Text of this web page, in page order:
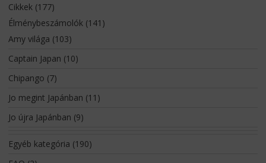
Cikkek(177)
Élménybeszámolók(141)
Amy világa (103)
Captain Japan (10)
Chipango (7)
Jo megint Japánban (11)
Jo újra Japánban (9)
Egyéb kategória (190)